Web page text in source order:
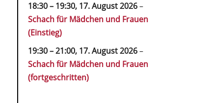
18:30– 19:30, 17. August 2026–
Schach für Mädchen und Frauen
(Einstieg)
19:30–21:00, 17. August 2026–
Schach für Mädchen und Frauen
(fortgeschritten)